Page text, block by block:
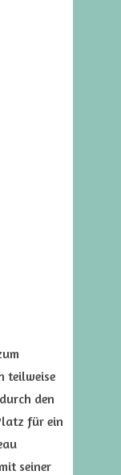
teilweise
den
für ein
seiner